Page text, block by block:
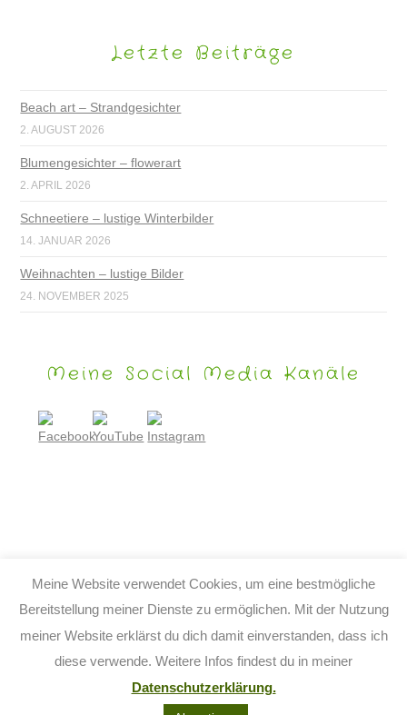
Letzte Beiträge
Beach art – Strandgesichter
2. AUGUST 2026
Blumengesichter – flowerart
2. APRIL 2026
Schneetiere – lustige Winterbilder
14. JANUAR 2026
Weihnachten – lustige Bilder
24. NOVEMBER 2025
Meine Social Media Kanäle
Meine Website verwendet Cookies, um eine bestmögliche
Bereitstellung meiner Dienste zu ermöglichen. Mit der Nutzung
meiner Website erklärst du dich damit einverstanden, dass ich
diese verwende. Weitere Infos findest du in meiner
Datenschutzerklärung.